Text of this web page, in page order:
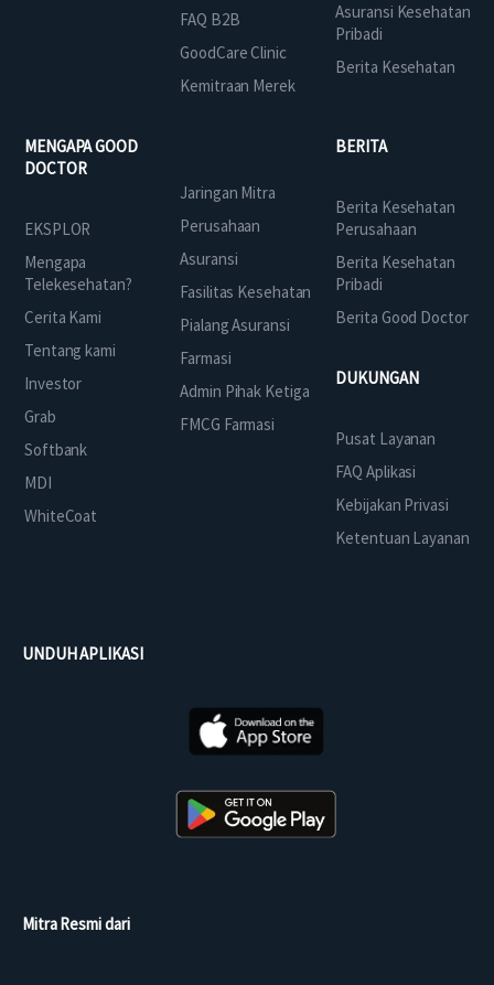
FAQ B2B
GoodCare Clinic
Kemitraan Merek
Asuransi Kesehatan
Pribadi
Berita Kesehatan
MENGAPA GOOD
DOCTOR
EKSPLOR
Mengapa
Telekesehatan?
Cerita Kami
Tentang kami
Investor
Grab
Softbank
MDI
WhiteCoat
Jaringan Mitra
Perusahaan
Asuransi
Fasilitas Kesehatan
Pialang Asuransi
Farmasi
Admin Pihak Ketiga
FMCG Farmasi
BERITA
Berita Kesehatan
Perusahaan
Berita Kesehatan
Pribadi
Berita Good Doctor
DUKUNGAN
Pusat Layanan
FAQ Aplikasi
Kebijakan Privasi
Ketentuan Layanan
UNDUH APLIKASI
Mitra Resmi dari